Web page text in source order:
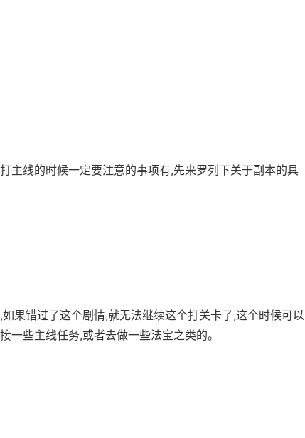
主线的时候一定要注意的事项有,先来罗列下关于副本的具
果错过了这个剧情,就无法继续这个打关卡了,这个时候可以
一些主线任务,或者去做一些法宝之类的。